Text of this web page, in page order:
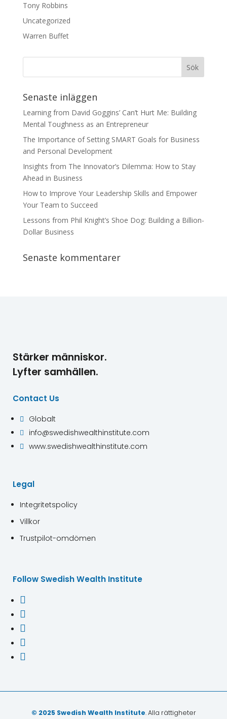
Tony Robbins
Uncategorized
Warren Buffet
Senaste inläggen
Learning from David Goggins’ Can’t Hurt Me: Building
Mental Toughness as an Entrepreneur
The Importance of Setting SMART Goals for Business
and Personal Development
Insights from The Innovator’s Dilemma: How to Stay
Ahead in Business
How to Improve Your Leadership Skills and Empower
Your Team to Succeed
Lessons from Phil Knight’s Shoe Dog: Building a Billion-
Dollar Business
Senaste kommentarer
Stärker människor.
Lyfter samhällen.
Contact Us
 Globalt
 info@swedishwealthinstitute.com
 www.swedishwealthinstitute.com
Legal
Integritetspolicy
Villkor
Trustpilot-omdömen
Follow Swedish Wealth Institute





© 2025 Swedish Wealth Institute. Alla rättigheter